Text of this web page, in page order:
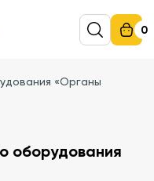
0
«Органы
оборудования